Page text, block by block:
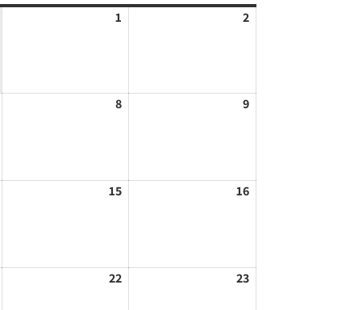
1 202/08/2026
08/2026 808/08/2026 909/08/2026
08/2026 1515/08/2026 1616/08/2026
2222/08/2026 2323/08/2026